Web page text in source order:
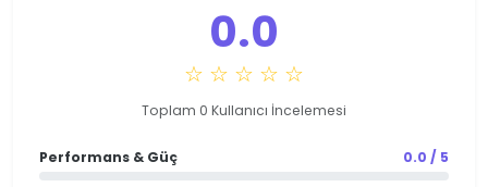
0.0
☆ ☆ ☆ ☆ ☆
Toplam 0 Kullanıcı İncelemesi
Performans & Güç 0.0 / 5